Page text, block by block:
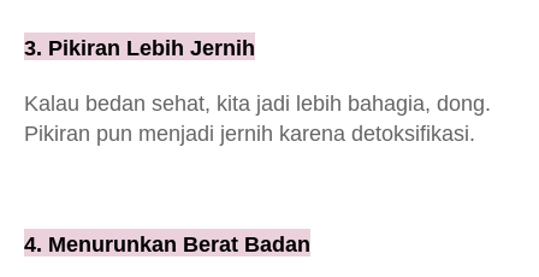
3. Pikiran Lebih Jernih
Kalau bedan sehat, kita jadi lebih bahagia, dong.
Pikiran pun menjadi jernih karena detoksifikasi.
4. Menurunkan Berat Badan